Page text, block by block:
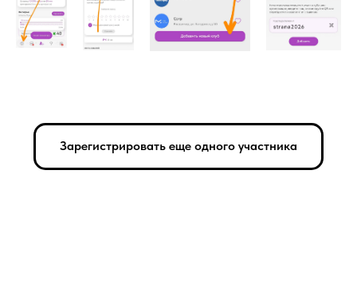
Зарегистрировать еще одного участника